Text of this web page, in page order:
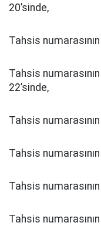
20’sinde,
Tahsis
Tahsis
22’sinde,
Tahsis
Tahsis
Tahsis
Tahsis